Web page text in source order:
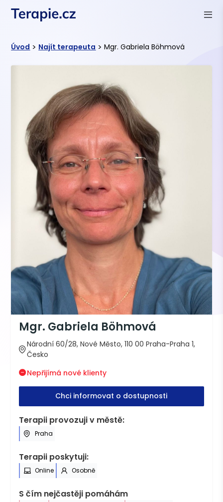
Úvod > Najít terapeuta > Mgr. Gabriela Böhmová
Mgr. Gabriela Böhmová
Národní 60/28, Nové Město, 110 00 Praha-Praha 1,
Česko
Nepřijímá nové klienty
Chci informovat o dostupnosti
Terapii provozuji v městě:
Praha
Terapii poskytuji:
Online Osobně
S čím nejčastěji pomáhám